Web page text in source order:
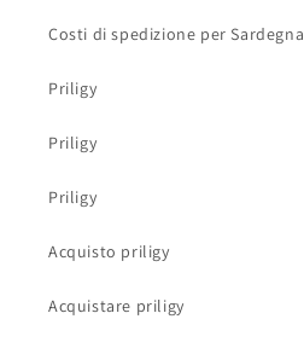
Costi di spedizione per Sardegna
Priligy
Priligy
Priligy
Acquisto priligy
Acquistare priligy